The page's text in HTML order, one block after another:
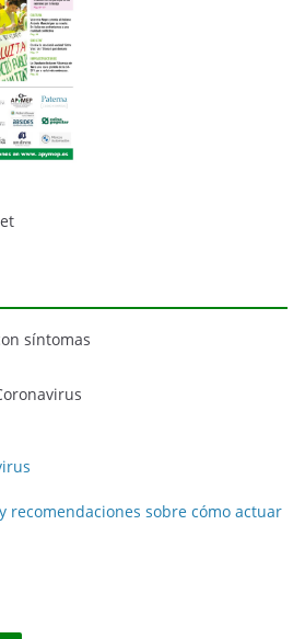
síntomas
recomendaciones sobre cómo actuar